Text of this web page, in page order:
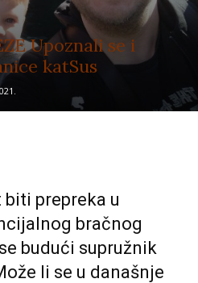
Upoznali se i
katSus
prepreka u
bračnog
budući supružnik
li se u današnje